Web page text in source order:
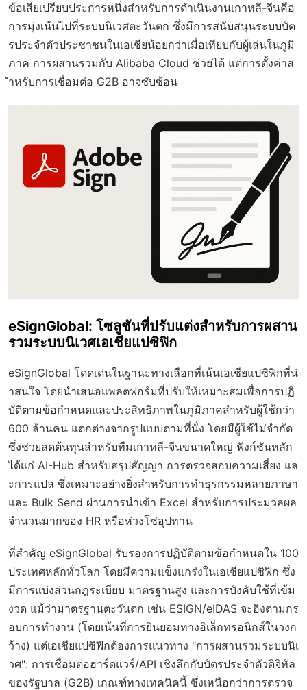
ข้อเสียเปรียบประการหนึ่งสำหรับการดำเนินงานเกาหลี-จีนคือ
การมุ่งเน้นไปที่ระบบนิเวศตะวันตก ซึ่งมีการสนับสนุนระบบบัต
รประจำตัวประชาชนในเอเชียน้อยกว่าเมื่อเทียบกับผู้เล่นในภูมิ
ภาค การผสานรวมกับ Alibaba Cloud ช่วยได้ แต่การตั้งค่าส
ำหรับการเชื่อมต่อ G2B อาจซับซ้อน
eSignGlobal: โซลูชันที่ปรับแต่งสำหรับการผสาน
รวมระบบนิเวศเอเชียแปซิฟิก
eSignGlobal โดดเด่นในฐานะทางเลือกที่เน้นเอเชียแปซิฟิกที่น่
าสนใจ โดยนำเสนอแพลตฟอร์มที่ปรับให้เหมาะสมเพื่อการปฏิ
บัติตามข้อกำหนดและประสิทธิภาพในภูมิภาคสำหรับผู้ใช้กว่า
600 ล้านคน แตกต่างจากรูปแบบตามที่นั่ง โดยมีผู้ใช้ไม่จำกัด
ซึ่งช่วยลดต้นทุนสำหรับทีมเกาหลี-จีนขนาดใหญ่ ฟังก์ชันหลัก
ได้แก่ AI-Hub สำหรับสรุปสัญญา การตรวจสอบความเสี่ยง แล
ะการแปล ซึ่งเหมาะอย่างยิ่งสำหรับการทำธุรกรรมหลายภาษา
และ Bulk Send ผ่านการนำเข้า Excel สำหรับการประมวลผล
จำนวนมากของ HR หรือห่วงโซ่อุปทาน
ที่สำคัญ eSignGlobal รับรองการปฏิบัติตามข้อกำหนดใน 100
ประเทศหลักทั่วโลก โดยมีความแข็งแกร่งในเอเชียแปซิฟิก ซึ่ง
มีการแบ่งส่วนกฎระเบียบ มาตรฐานสูง และการบังคับใช้ที่เข้ม
งวด แม้ว่ามาตรฐานตะวันตก เช่น ESIGN/eIDAS จะอิงตามกร
อบการทำงาน (โดยเน้นที่การยินยอมทางอิเล็กทรอนิกส์ในวงก
ว้าง) แต่เอเชียแปซิฟิกต้องการแนวทาง "การผสานรวมระบบนิเ
วศ": การเชื่อมต่อฮาร์ดแวร์/API เชิงลึกกับบัตรประจำตัวดิจิทัล
ของรัฐบาล (G2B) เกณฑ์ทางเทคนิคนี้ ซึ่งเหนือกว่าการตรวจ